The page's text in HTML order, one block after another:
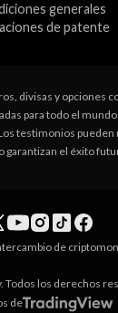
generales
de patente
divisas y opciones
para todo el
testimonios
garantizan el éxito
de
Todos los derechos
de